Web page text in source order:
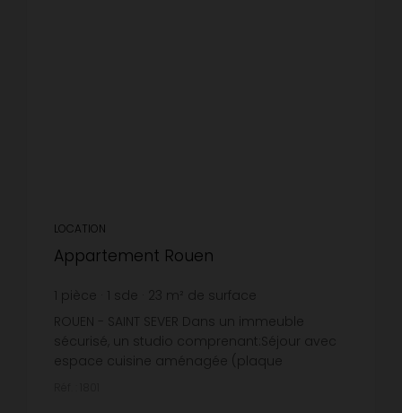
LOCATION
Appartement Rouen
1 pièce 1 sde 23 m² de surface
18,91 € prix / m²
ROUEN - SAINT SEVER Dans un immeuble
sécurisé, un studio comprenant:Séjour avec
espace cuisine aménagée (plaque